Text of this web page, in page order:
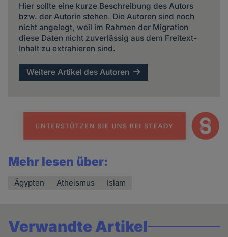
Hier sollte eine kurze Beschreibung des Autors
bzw. der Autorin stehen. Die Autoren sind noch
nicht angelegt, weil im Rahmen der Migration
diese Daten nicht zuverlässig aus dem Freitext-
Inhalt zu extrahieren sind.
Weitere Artikel des Autoren
Mehr lesen über:
Ägypten Atheismus Islam
Verwandte Artikel